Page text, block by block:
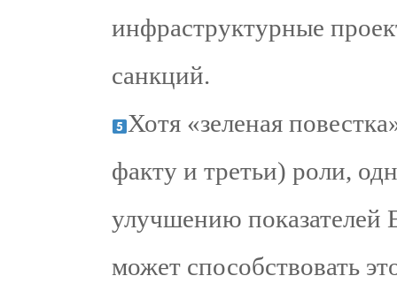
инфраструктурные
санкций.
Хотя «зеленая
факту и третьи) роли,
улучшению показателей
может способствовать